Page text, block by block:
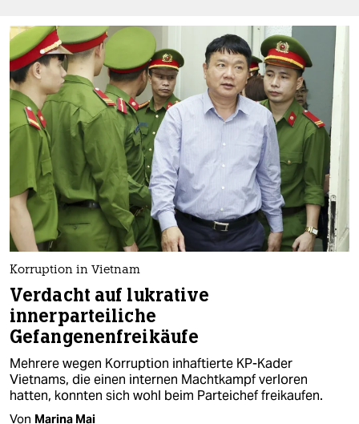
Korruption in Vietnam
Verdacht auf lukrative
innerparteiliche
Gefangenenfreikäufe
Mehrere wegen Korruption inhaftierte KP-Kader
Vietnams, die einen internen Machtkampf verloren
hatten, konnten sich wohl beim Parteichef freikaufen.
Von Marina Mai